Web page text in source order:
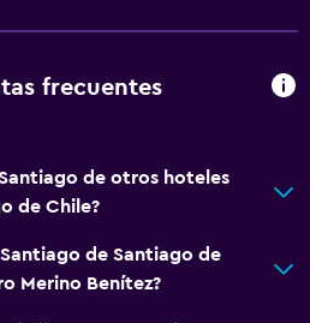
frecuentes
de otros hoteles
de Chile?
de Santiago de
Merino Benítez?